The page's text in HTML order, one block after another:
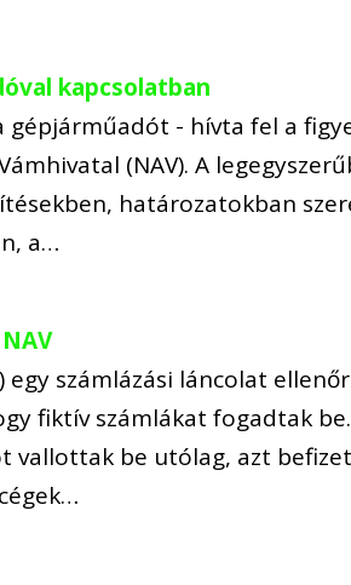
kapcsolatban
- hívta fel a
(NAV). A
határozatokban
a…
egy számlázási láncolat
fiktív számlákat fogadtak
vallottak be utólag, azt